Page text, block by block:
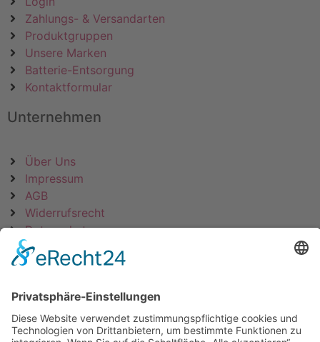
Zahlungs- & Versandarten
Produktgruppen
Unsere Marken
Batterie-Entsorgung
Kontaktformular
Unternehmen
Über Uns
Impressum
AGB
Widerrufsrecht
Datenschutz